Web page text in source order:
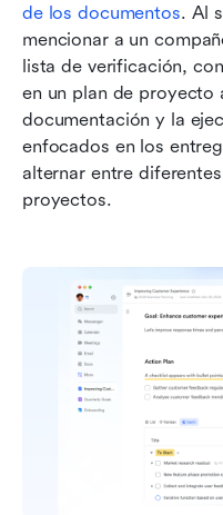
de los documentos. Al
mencionar a un
lista de verificación,
en un plan de proyecto
documentación y la
enfocados en los
alternar entre
proyectos.